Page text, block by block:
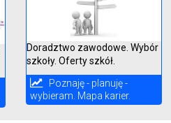
Doradztwo zawodowe. Wybór
szkoły. Oferty szkół.
Poznaję - planuję -
wybieram. Mapa karier.